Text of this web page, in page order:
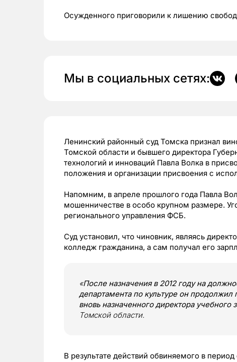
Осужденного приговорили к лишению
Мы в социальных сетях:
Ленинский районный суд Томска признал
Томской области и бывшего директора
технологий и инноваций Павла Волка в
положения и организации присвоения с
Напомним, в апреле прошлого года Павла
мошенничестве в особо крупном размере.
регионального управления ФСБ.
Суд установил, что чиновник, являясь
колледж гражданина, а сам получал его
«После назначения в 2012 году на
департамента по культуре он
вновь назначенного директора учебного
Томской области.
В результате действий обвиняемого в